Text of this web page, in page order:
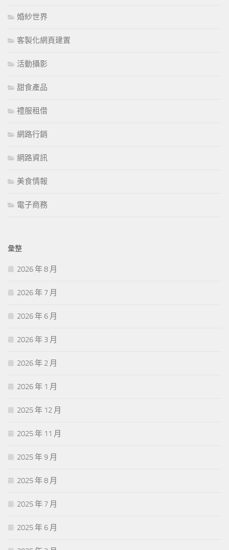
婚紗世界
客製化網頁建置
活動攝影
甜食產品
禮服租借
網路行銷
網路資訊
美食情報
電子商務
彙整
2026 年 8 月
2026 年 7 月
2026 年 6 月
2026 年 3 月
2026 年 2 月
2026 年 1 月
2025 年 12 月
2025 年 11 月
2025 年 9 月
2025 年 8 月
2025 年 7 月
2025 年 6 月